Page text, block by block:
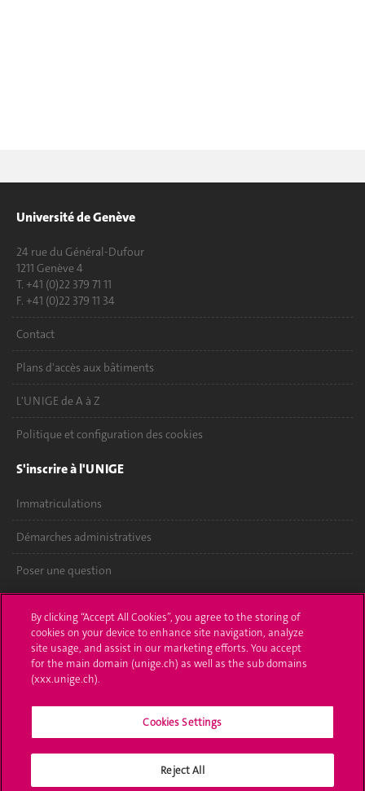
Université de Genève
24 rue du Général-Dufour
1211 Genève 4
T. +41 (0)22 379 71 11
F. +41 (0)22 379 11 34
Contact
Plans d'accès aux bâtiments
L'UNIGE de A à Z
Politique et configuration des cookies
S'inscrire à l'UNIGE
Immatriculations
Démarches administratives
Poser une question
UNIGE Mobile
Médias
Offres d'emploi
Bibliothèque
By clicking “Accept All Cookies”, you agree to the storing of
cookies on your device to enhance site navigation, analyze
site usage, and assist in our marketing efforts. You accept
for the main domain (unige.ch) as well as the sub domains
(xxx.unige.ch).
Cookies Settings
Reject All